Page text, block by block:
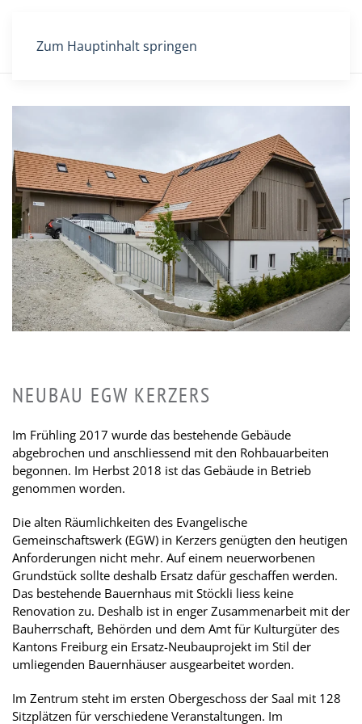
Zum Hauptinhalt springen
NEUBAU EGW KERZERS
Im Frühling 2017 wurde das bestehende Gebäude
abgebrochen und anschliessend mit den Rohbauarbeiten
begonnen. Im Herbst 2018 ist das Gebäude in Betrieb
genommen worden.
Die alten Räumlichkeiten des Evangelische
Gemeinschaftswerk (EGW) in Kerzers genügten den heutigen
Anforderungen nicht mehr. Auf einem neuerworbenen
Grundstück sollte deshalb Ersatz dafür geschaffen werden.
Das bestehende Bauernhaus mit Stöckli liess keine
Renovation zu. Deshalb ist in enger Zusammenarbeit mit der
Bauherrschaft, Behörden und dem Amt für Kulturgüter des
Kantons Freiburg ein Ersatz-Neubauprojekt im Stil der
umliegenden Bauernhäuser ausgearbeitet worden.
Im Zentrum steht im ersten Obergeschoss der Saal mit 128
Sitzplätzen für verschiedene Veranstaltungen. Im